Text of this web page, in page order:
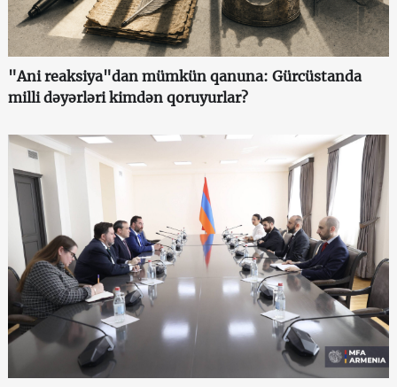
"Ani reaksiya"dan mümkün qanuna: Gürcüstanda
milli dəyərləri kimdən qoruyurlar?